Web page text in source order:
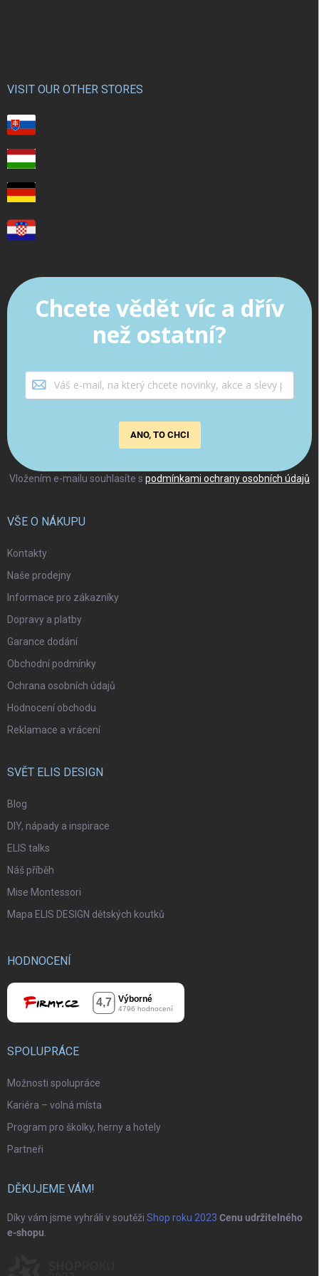
Vložením e-mailu souhlasíte s podmínkami ochrany osobních údajů
Chcete vědět víc a dřív
než ostatní?
ANO, TO CHCI
VISIT OUR OTHER STORES
VŠE O NÁKUPU
Kontakty
Naše prodejny
Informace pro zákazníky
Dopravy a platby
Garance dodání
Obchodní podmínky
Ochrana osobních údajů
Hodnocení obchodu
Reklamace a vrácení
SVĚT ELIS DESIGN
Blog
DIY, nápady a inspirace
ELIS talks
Náš příběh
Mise Montessori
Mapa ELIS DESIGN dětských koutků
HODNOCENÍ
SPOLUPRÁCE
Možnosti spolupráce
Kariéra – volná místa
Program pro školky, herny a hotely
Partneři
DĚKUJEME VÁM!
Díky vám jsme vyhráli v soutěži Shop roku 2023 Cenu udržitelného
e-shopu.